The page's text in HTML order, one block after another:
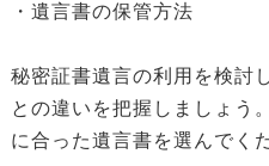
・遺言書の保管方法
秘密証書遺言の利用を検討
との違いを把握しましょう
に合った遺言書を選んでく